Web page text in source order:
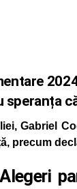
speranța
Gabriel
precum
Alegeri